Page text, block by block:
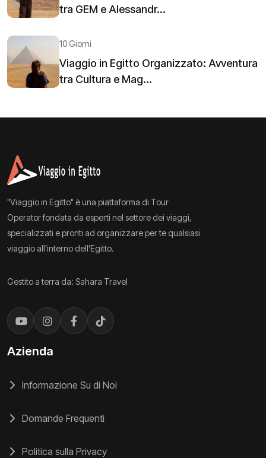
tra GEM e Alessandr...
10 Giorni
Viaggio in Egitto Organizzato: Avventura
tra Cultura e Mag...
"Viaggio in Egitto" è una piattaforma di Tour
Operator fondata da esperti nel settore dei viaggi,
specializzati e pronti ad organizzare per te qualsiasi
viaggio all'interno dell'Egitto.
Gestito a terra da: Sahara Travel
Azienda
Informazione Su di Noi
Domande Frequenti
Politica sulla Privacy